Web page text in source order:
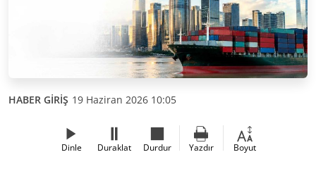
HABER GİRİŞ 19 Haziran 2026 10:05
Dinle Duraklat Durdur Yazdır Boyut